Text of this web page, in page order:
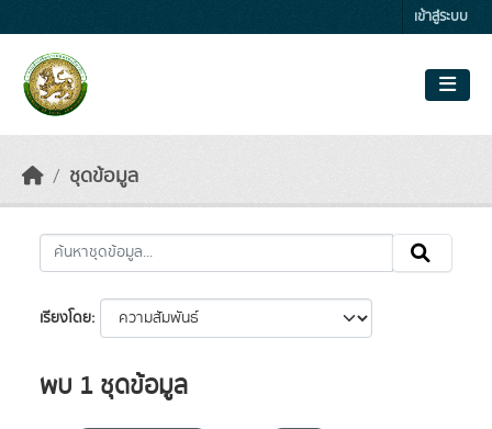
เข้าสู่ระบบ
ชุดข้อมูล
เรียงโดย
พบ 1 ชุดข้อมูล